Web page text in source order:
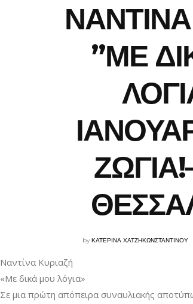
”ΜΕ
byΚΑΤΕΡΙΝΑ ΧΑΤΖΗΚΩΝΣΤΑΝΤΙΝΟΥ
Ναντίνα Κυριαζή
«Με δικά μου λόγια»
Σε μια πρώτη απόπειρα συναυλιακής